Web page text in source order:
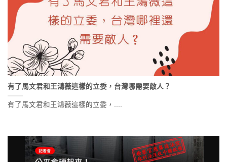
有了馬文君和王鴻薇這樣的立委，台灣哪需要敵人？
有了馬文君和王鴻薇這樣的立委，....